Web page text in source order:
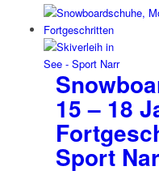
15 – 18
Sport